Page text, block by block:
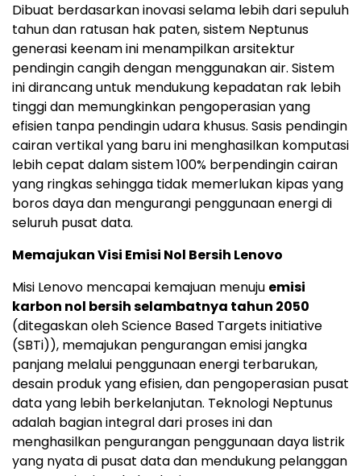
Dibuat berdasarkan inovasi selama lebih dari sepuluh
tahun dan ratusan hak paten, sistem Neptunus
generasi keenam ini menampilkan arsitektur
pendingin cangih dengan menggunakan air. Sistem
ini dirancang untuk mendukung kepadatan rak lebih
tinggi dan memungkinkan pengoperasian yang
efisien tanpa pendingin udara khusus. Sasis pendingin
cairan vertikal yang baru ini menghasilkan komputasi
lebih cepat dalam sistem 100% berpendingin cairan
yang ringkas sehingga tidak memerlukan kipas yang
boros daya dan mengurangi penggunaan energi di
seluruh pusat data.
Memajukan Visi Emisi Nol Bersih Lenovo
Misi Lenovo mencapai kemajuan menuju emisi
karbon nol bersih selambatnya tahun 2050
(ditegaskan oleh Science Based Targets initiative
(SBTi)), memajukan pengurangan emisi jangka
panjang melalui penggunaan energi terbarukan,
desain produk yang efisien, dan pengoperasian pusat
data yang lebih berkelanjutan. Teknologi Neptunus
adalah bagian integral dari proses ini dan
menghasilkan pengurangan penggunaan daya listrik
yang nyata di pusat data dan mendukung pelanggan